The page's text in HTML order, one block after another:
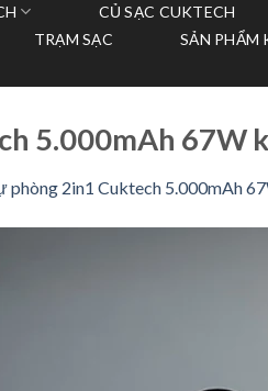
CỦ SẠC CUKTECH
TRẠM SẠC SẢN PHẨM
5.000mAh 67W
phòng 2in1 Cuktech 5.000mAh